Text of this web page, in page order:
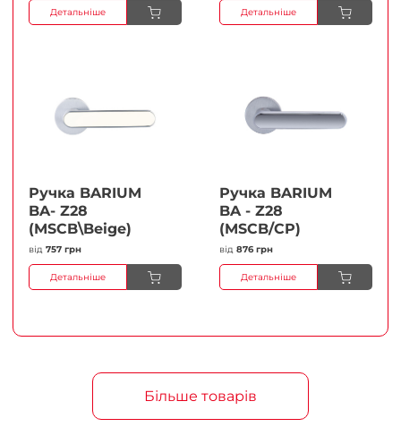
Детальніше Детальніше
Ручка BARIUM
BA- Z28
(MSCB\Beige)
від 757 грн
Детальніше
Ручка BARIUM
BA - Z28
(MSCB/CP)
від 876 грн
Детальніше
Більше товарів